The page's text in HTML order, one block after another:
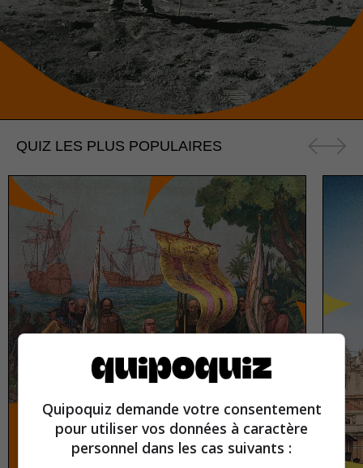
QUIZ LES PLUS POPULAIRES
Quipoquiz demande votre consentement
pour utiliser vos données à caractère
personnel dans les cas suivants :